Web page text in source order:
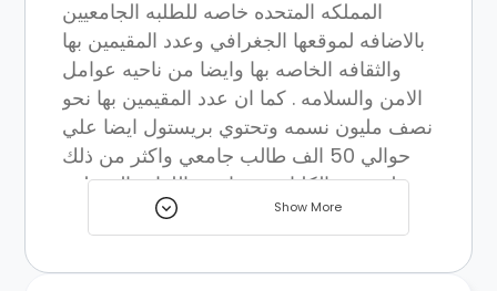
المملكه المتحده خاصه للطلبه الجامعيين
بالاضافه لموقعها الجغرافي وعدد المقيمين بها
والثقافه الخاصه بها وايضا من ناحيه عوامل
الامن والسلامه . كما ان عدد المقيمين بها نحو
نصف مليون نسمه وتحتوي بريستول ايضا علي
حوالي 50 الف طالب جامعي واكثر من ذلك
ملتحقين بالكليات ومدارس اللغات المختلفه
والتي تجعل بريستول احد اكثر المدن الجامعيه
المعروفه بجنوب انجلترا بعد لندن .
Show More